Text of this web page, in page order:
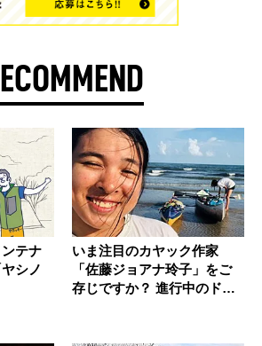
テナ
シノ
いま注目のカヤック作家
「佐藤ジョアナ玲子」をご
存じですか？ 進行中のドナ